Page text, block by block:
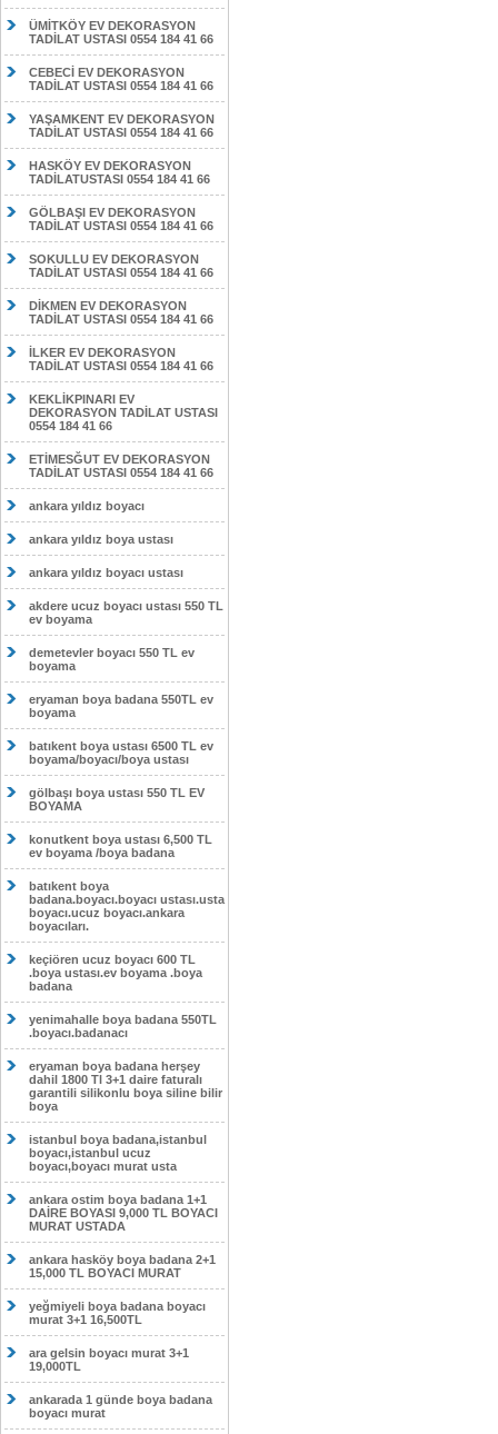
ÜMİTKÖY EV DEKORASYON
TADİLAT USTASI 0554 184 41 66
CEBECİ EV DEKORASYON
TADİLAT USTASI 0554 184 41 66
YAŞAMKENT EV DEKORASYON
TADİLAT USTASI 0554 184 41 66
HASKÖY EV DEKORASYON
TADİLATUSTASI 0554 184 41 66
GÖLBAŞI EV DEKORASYON
TADİLAT USTASI 0554 184 41 66
SOKULLU EV DEKORASYON
TADİLAT USTASI 0554 184 41 66
DİKMEN EV DEKORASYON
TADİLAT USTASI 0554 184 41 66
İLKER EV DEKORASYON
TADİLAT USTASI 0554 184 41 66
KEKLİKPINARI EV
DEKORASYON TADİLAT USTASI
0554 184 41 66
ETİMESĞUT EV DEKORASYON
TADİLAT USTASI 0554 184 41 66
ankara yıldız boyacı
ankara yıldız boya ustası
ankara yıldız boyacı ustası
akdere ucuz boyacı ustası 550 TL
ev boyama
demetevler boyacı 550 TL ev
boyama
eryaman boya badana 550TL ev
boyama
batıkent boya ustası 6500 TL ev
boyama/boyacı/boya ustası
gölbaşı boya ustası 550 TL EV
BOYAMA
konutkent boya ustası 6,500 TL
ev boyama /boya badana
batıkent boya
badana.boyacı.boyacı ustası.usta
boyacı.ucuz boyacı.ankara
boyacıları.
keçiören ucuz boyacı 600 TL
.boya ustası.ev boyama .boya
badana
yenimahalle boya badana 550TL
.boyacı.badanacı
eryaman boya badana herşey
dahil 1800 Tl 3+1 daire faturalı
garantili silikonlu boya siline bilir
boya
istanbul boya badana,istanbul
boyacı,istanbul ucuz
boyacı,boyacı murat usta
ankara ostim boya badana 1+1
DAİRE BOYASI 9,000 TL BOYACI
MURAT USTADA
ankara hasköy boya badana 2+1
15,000 TL BOYACI MURAT
yeğmiyeli boya badana boyacı
murat 3+1 16,500TL
ara gelsin boyacı murat 3+1
19,000TL
ankarada 1 günde boya badana
boyacı murat